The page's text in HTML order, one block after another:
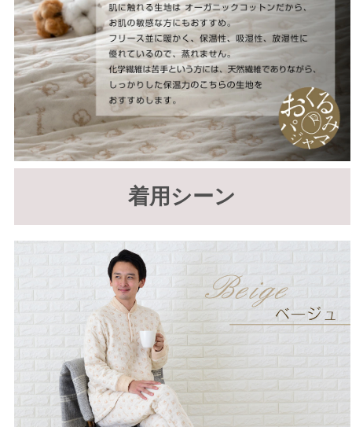
着用シーン